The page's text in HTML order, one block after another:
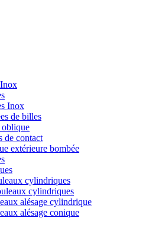
Inox
de billes
oblique
de contact
extérieure bombée
cylindriques
cylindriques
alésage cylindrique
alésage conique